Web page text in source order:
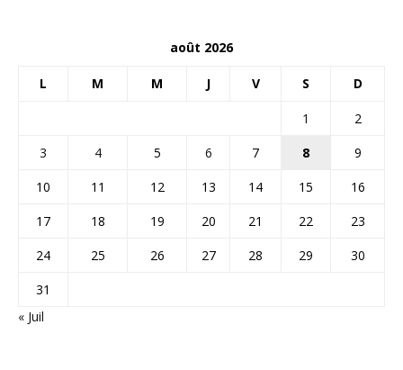
août 2026
L M M J V S D
1
2
3
4 5 6 7 8
9
10
11 12 13 14 15
16
17
18 19 20 21 22
23
24
25 26 27 28 29
30
31
« Juil